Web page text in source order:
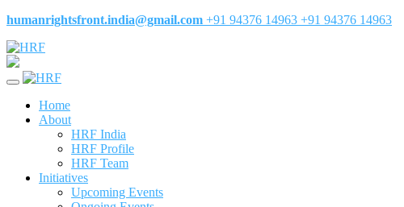
humanrightsfront.india@gmail.com +91 94376 14963 +91 94376 14963
Home
About
HRF India
HRF Profile
HRF Team
Initiatives
Upcoming Events